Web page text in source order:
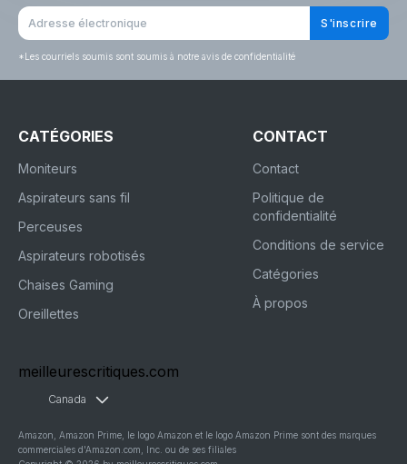
S'inscrire
*Les courriels soumis sont soumis à notre avis de confidentialité
CATÉGORIES
Moniteurs
Aspirateurs sans fil
Perceuses
Aspirateurs robotisés
Chaises Gaming
Oreillettes
CONTACT
Contact
Politique de
confidentialité
Conditions de service
Catégories
À propos
meilleurescritiques.com
Canada
Amazon, Amazon Prime, le logo Amazon et le logo Amazon Prime sont des marques
commerciales d'Amazon.com, Inc. ou de ses filiales